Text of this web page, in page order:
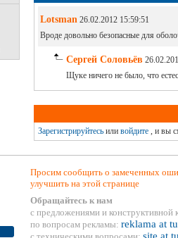
Lotsman26.02.2012 15:59:51
Вроде довольно безопасные для
Сергей Соловьёв
Щуке ничего не было, что
Зарегистрируйтесьили войдите, и вы
Просим сообщить о замеченных
улучшить на этой странице
Обращайтесь к нам
с предложениями и конструктивной
по вопросам рекламы: reklama at